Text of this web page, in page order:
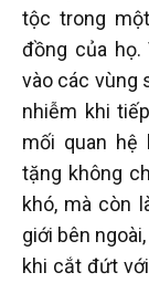
tộc trong
đồng của
vào các vùng
nhiễm khi
mối quan hệ
tặng không
khó, mà còn
giới bên
khi cắt đứt